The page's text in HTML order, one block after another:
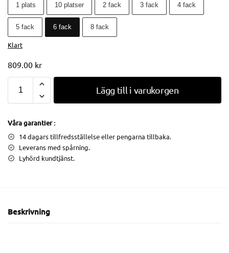
1 plats 10 platser 2 fack 3 fack 4 fack
5 fack 6 fack 8 fack
Klart
809.00 kr
Lägg till i varukorgen
Våra garantier :
14 dagars tillfredsställelse eller pengarna tillbaka.
Leverans med spårning.
Lyhörd kundtjänst.
Beskrivning